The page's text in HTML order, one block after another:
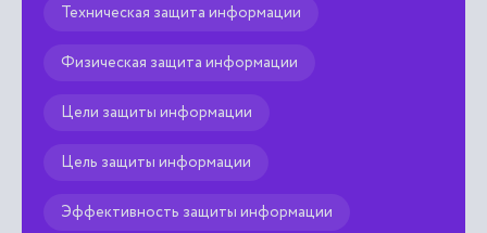
Техническая защита информации
Физическая защита информации
Цели защиты информации
Цель защиты информации
Эффективность защиты информации